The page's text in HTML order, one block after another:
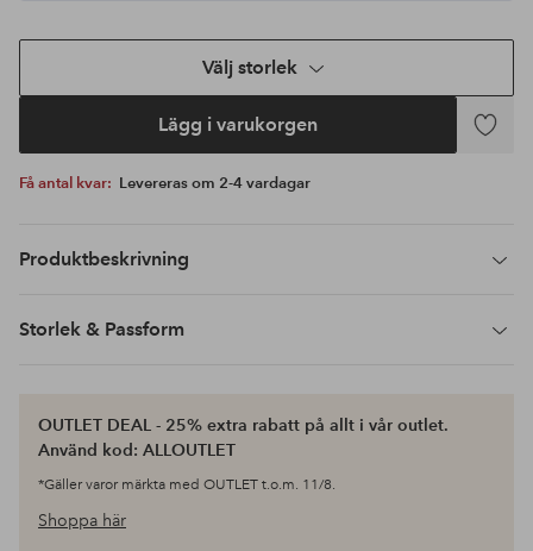
Välj storlek
Lägg i varukorgen
Lägg
Få antal kvar: Levereras om 2-4 vardagar
Produktbeskrivning
Storlek & Passform
OUTLET DEAL - 25% extra rabatt på allt i vår outlet.
Använd kod: ALLOUTLET
*Gäller varor märkta med OUTLET t.o.m. 11/8.
Shoppa här